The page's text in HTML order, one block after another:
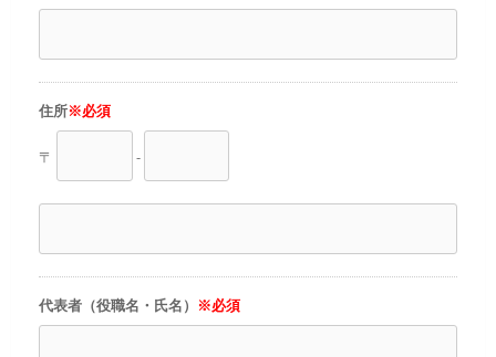
住所※必須
〒 -
代表者（役職名・氏名） ※必須